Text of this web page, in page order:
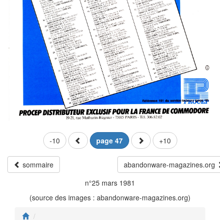
-10 page 47 +10
sommaire
abandonware-magazines.org
n°25 mars 1981
(source des images : abandonware-magazines.org)